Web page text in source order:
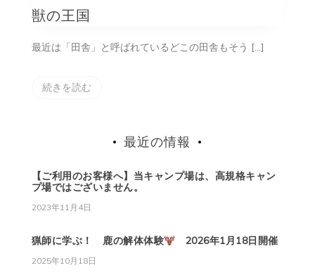
獣の王国
最近は「田舎」と呼ばれているどこの田舎もそう […]
続きを読む
最近の情報
【ご利用のお客様へ】当キャンプ場は、高規格キャン
プ場ではございません。
2023年11月4日
猟師に学ぶ！ 鹿の解体体験 2026年1月18日開催
2025年10月18日